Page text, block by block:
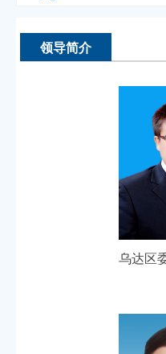
领导简介